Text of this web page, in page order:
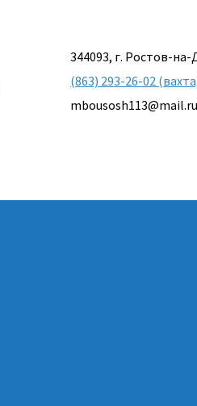
344093, г. Ростов-на-
(863) 293-26-02
mbousosh113@mail.ru